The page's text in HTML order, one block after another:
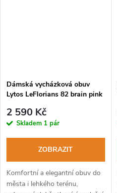
Dámská vycházková obuv
Lytos LeFlorians 82 brain pink
2 590 Kč
Skladem 1 pár
ZOBRAZIT
Komfortní a elegantní obuv do
města i lehkého terénu,